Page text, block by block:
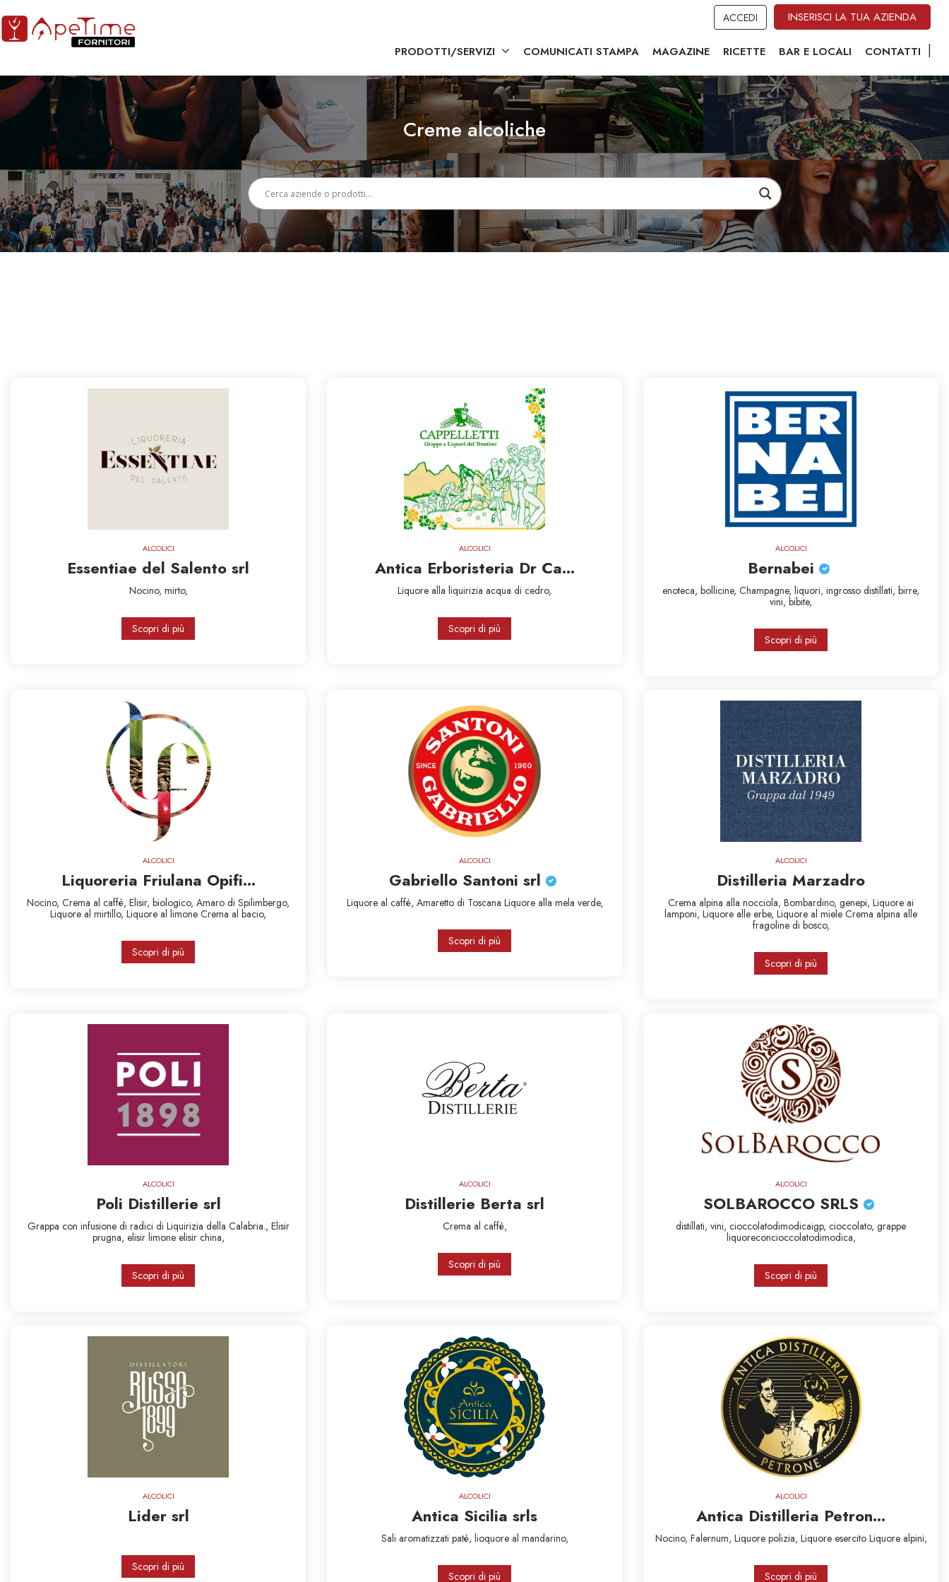
ACCEDI INSERISCI LA TUA AZIENDA
PRODOTTI/SERVIZI COMUNICATI STAMPA MAGAZINE RICETTE BAR E LOCALI CONTATTI
Creme alcoliche
ALCOLICI
Essentiae del Salento srl
Nocino, mirto,
Scopri di più
ALCOLICI
Antica Erboristeria Dr Ca...
Liquore alla liquirizia acqua di cedro,
Scopri di più
ALCOLICI
Bernabei
enoteca, bollicine, Champagne, liquori, ingrosso distillati, birre,
vini, bibite,
Scopri di più
ALCOLICI
Liquoreria Friulana Opifi...
Nocino, Crema al caffè, Elisir, biologico, Amaro di Spilimbergo,
Liquore al mirtillo, Liquore al limone Crema al bacio,
Scopri di più
ALCOLICI
Gabriello Santoni srl
Liquore al caffè, Amaretto di Toscana Liquore alla mela verde,
Scopri di più
ALCOLICI
Distilleria Marzadro
Crema alpina alla nocciola, Bombardino, genepi, Liquore ai
lamponi, Liquore alle erbe, Liquore al miele Crema alpina alle
fragoline di bosco,
Scopri di più
ALCOLICI
Poli Distillerie srl
Grappa con infusione di radici di Liquirizia della Calabria., Elisir
prugna, elisir limone elisir china,
Scopri di più
ALCOLICI
Distillerie Berta srl
Crema al caffè,
Scopri di più
ALCOLICI
SOLBAROCCO SRLS
distillati, vini, cioccolatodimodicaigp, cioccolato, grappe
liquoreconcioccolatodimodica,
Scopri di più
ALCOLICI
Lider srl
Scopri di più
ALCOLICI
Antica Sicilia srls
Sali aromatizzati patè, lioquore al mandarino,
Scopri di più
ALCOLICI
Antica Distilleria Petron...
Nocino, Falernum, Liquore polizia, Liquore esercito Liquore alpini,
Scopri di più